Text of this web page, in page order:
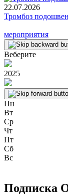
22.07.2026
Тромбоз
мероприятия
Веберите
2025
Пн
Вт
Ср
Чт
Пт
Сб
Вс
Подписка